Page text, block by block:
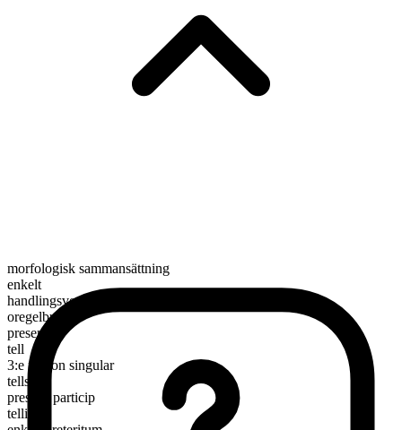
morfologisk sammansättning
enkelt
handlingsverb
oregelbundet
presens
tell
3:e person singular
tells
presens particip
telling